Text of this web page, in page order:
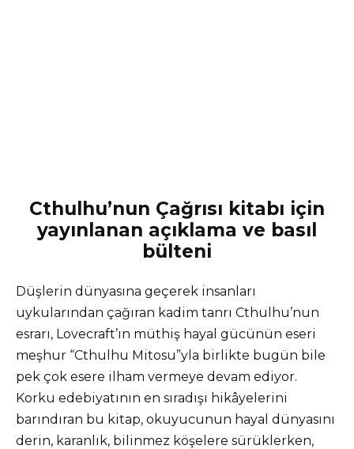
Cthulhu’nun Çağrısı kitabı için
yayınlanan açıklama ve basıl
bülteni
Düşlerin dünyasına geçerek insanları
uykularından çağıran kadim tanrı Cthulhu’nun
esrarı, Lovecraft’ın müthiş hayal gücünün eseri
meşhur “Cthulhu Mitosu”yla birlikte bugün bile
pek çok esere ilham vermeye devam ediyor.
Korku edebiyatının en sıradışı hikâyelerini
barındıran bu kitap, okuyucunun hayal dünyasını
derin, karanlık, bilinmez köşelere sürüklerken,